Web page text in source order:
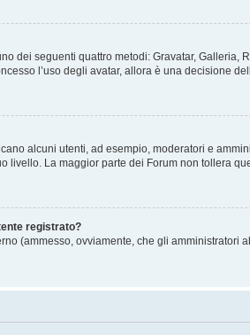
dei seguenti quattro metodi: Gravatar, Galleria,
l’uso degli avatar, allora è una decisione
alcuni utenti, ad esempio, moderatori e
La maggior parte dei Forum non tollera
registrato?
(ammesso, ovviamente, che gli amministratori